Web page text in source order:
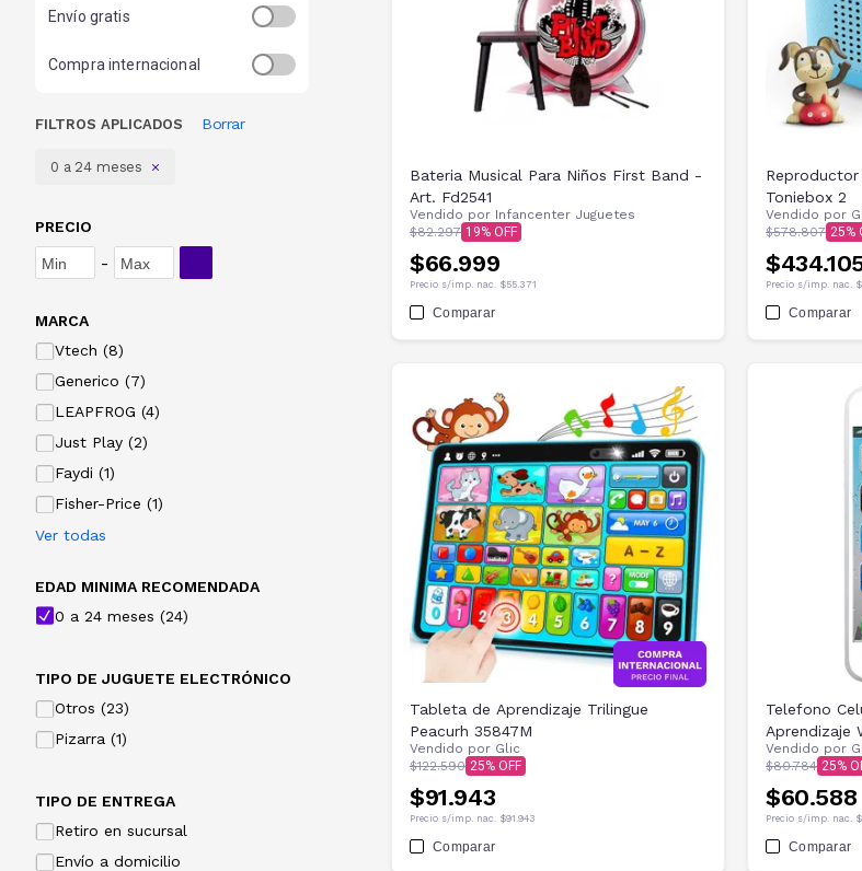
Envío gratis
Compra internacional
FILTROS APLICADOS Borrar
0 a 24 meses
PRECIO
-
MARCA
Vtech (8)
Generico (7)
LEAPFROG (4)
Just Play (2)
Faydi (1)
Fisher-Price (1)
Ver todas
EDAD MINIMA RECOMENDADA
0 a 24 meses (24)
TIPO DE JUGUETE ELECTRÓNICO
Otros (23)
Pizarra (1)
TIPO DE ENTREGA
Retiro en sucursal
Envío a domicilio
Bateria Musical Para Niños First Band -
Art. Fd2541
Vendido por Infancenter Juguetes
$82.297 19
$66.999
Precio s/imp. nac. $55.371
Comparar
Toniebox 2
Vendido por
$578.807 25
Precio s/imp. nac.
Comparar
Tableta de Aprendizaje Trilingue
Peacurh 35847M
Vendido por Glic
$122.590 25
$91.943
Precio s/imp. nac. $91.943
Comparar
Telefono
Aprendizaje
Vendido por
$80.784 25
$60.588
Precio s/imp. nac.
Comparar